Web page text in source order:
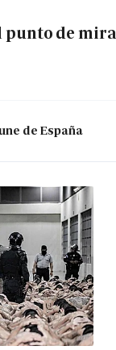
punto de mira
de España